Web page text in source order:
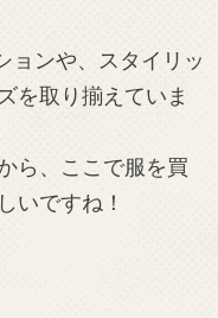
ョンや、スタイリッ
を取り揃えていま
ら、ここで服を買
いですね！